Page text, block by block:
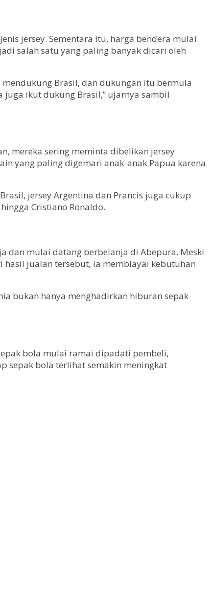
jersey. Sementara itu, harga bendera mulai
salah satu yang paling banyak dicari oleh
Brasil, dan dukungan itu bermula
juga ikut dukung Brasil,” ujarnya sambil
mereka sering meminta dibelikan jersey
yang paling digemari anak-anak Papua karena
jersey Argentina dan Prancis juga cukup
Cristiano Ronaldo.
dan mulai datang berbelanja di Abepura. Meski
jualan tersebut, ia membiayai kebutuhan
bukan hanya menghadirkan hiburan sepak
bola mulai ramai dipadati pembeli,
sepak bola terlihat semakin meningkat